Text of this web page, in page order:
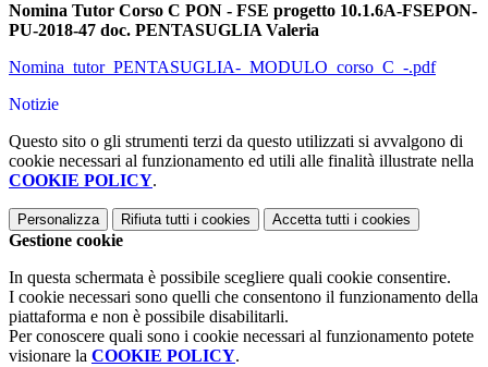
Nomina Tutor Corso C PON - FSE progetto 10.1.6A-FSEPON-
PU-2018-47 doc. PENTASUGLIA Valeria
Nomina_tutor_PENTASUGLIA-_MODULO_corso_C_-.pdf
Notizie
Questo sito o gli strumenti terzi da questo utilizzati si avvalgono di
cookie necessari al funzionamento ed utili alle finalità illustrate nella
COOKIE POLICY.
Personalizza Rifiuta tutti i cookies Accetta tutti i cookies
Gestione cookie
In questa schermata è possibile scegliere quali cookie consentire.
I cookie necessari sono quelli che consentono il funzionamento della
piattaforma e non è possibile disabilitarli.
Per conoscere quali sono i cookie necessari al funzionamento potete
visionare la COOKIE POLICY.